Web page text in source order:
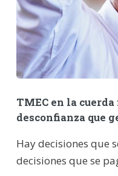
TMEC en la
desconfianza que
Hay decisiones que
decisiones que se